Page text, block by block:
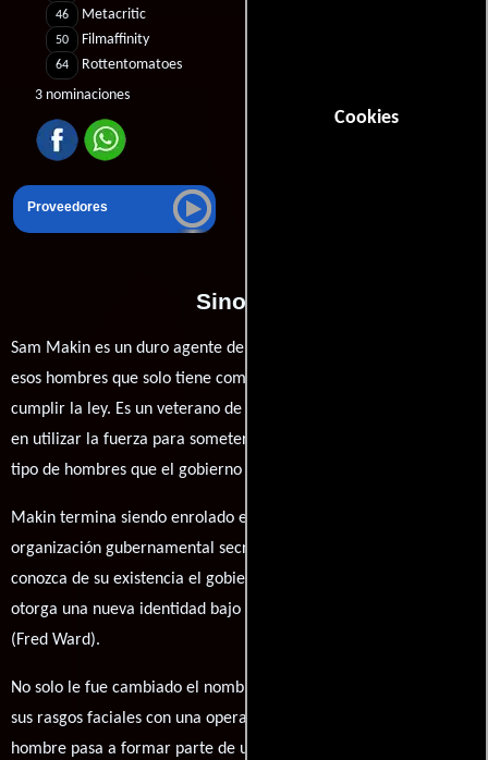
Cookies
46 Metacritic
50 Filmaffinity
64
Rottentomatoes
3 nominaciones
Proveedores
Sinopsis
Sam Makin es un duro agente de la policía de Nueva York, uno de
esos hombres que solo tiene como objetivo en la vida hacer
cumplir la ley. Es un veterano de la Guerra de Vietnam y no duda
en utilizar la fuerza para someter a los criminales, se trata del
tipo de hombres que el gobierno de los Estados Unidos necesita.
Makin termina siendo enrolado en contra de su voluntad en una
organización gubernamental secreta, para evitar que alguien
conozca de su existencia el gobierno fije su muerte, y además le
otorga una nueva identidad bajo el nombre de Remo Williams
(Fred Ward).
No solo le fue cambiado el nombre sino que también modificaron
sus rasgos faciales con una operación de cirugía estética. El
hombre pasa a formar parte de un cuerpo de seguridad secreto